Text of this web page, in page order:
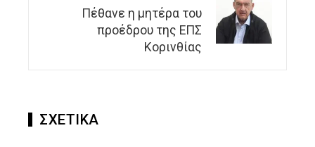
Πέθανε η μητέρα του
προέδρου της ΕΠΣ
Κορινθίας
ΣΧΕΤΙΚΑ